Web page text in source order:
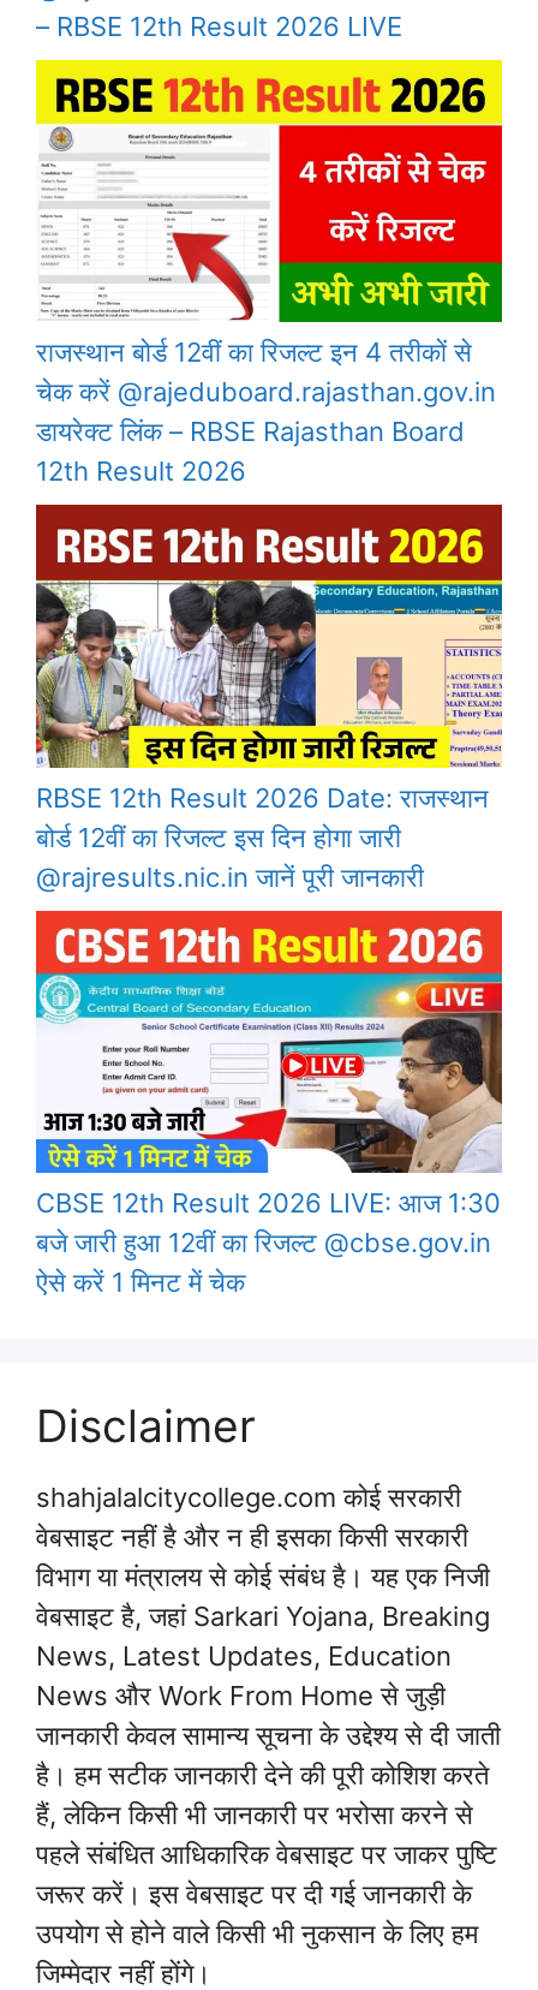
– RBSE 12th Result 2026 LIVE
राजस्थान बोर्ड 12वीं का रिजल्ट इन 4 तरीकों से
चेक करें @rajeduboard.rajasthan.gov.in
डायरेक्ट लिंक – RBSE Rajasthan Board
12th Result 2026
RBSE 12th Result 2026 Date: राजस्थान
बोर्ड 12वीं का रिजल्ट इस दिन होगा जारी
@rajresults.nic.in जानें पूरी जानकारी
CBSE 12th Result 2026 LIVE: आज 1:30
बजे जारी हुआ 12वीं का रिजल्ट @cbse.gov.in
ऐसे करें 1 मिनट में चेक
Disclaimer
shahjalalcitycollege.com कोई सरकारी
वेबसाइट नहीं है और न ही इसका किसी सरकारी
विभाग या मंत्रालय से कोई संबंध है। यह एक निजी
वेबसाइट है, जहां Sarkari Yojana, Breaking
News, Latest Updates, Education
News और Work From Home से जुड़ी
जानकारी केवल सामान्य सूचना के उद्देश्य से दी जाती
है। हम सटीक जानकारी देने की पूरी कोशिश करते
हैं, लेकिन किसी भी जानकारी पर भरोसा करने से
पहले संबंधित आधिकारिक वेबसाइट पर जाकर पुष्टि
जरूर करें। इस वेबसाइट पर दी गई जानकारी के
उपयोग से होने वाले किसी भी नुकसान के लिए हम
जिम्मेदार नहीं होंगे।